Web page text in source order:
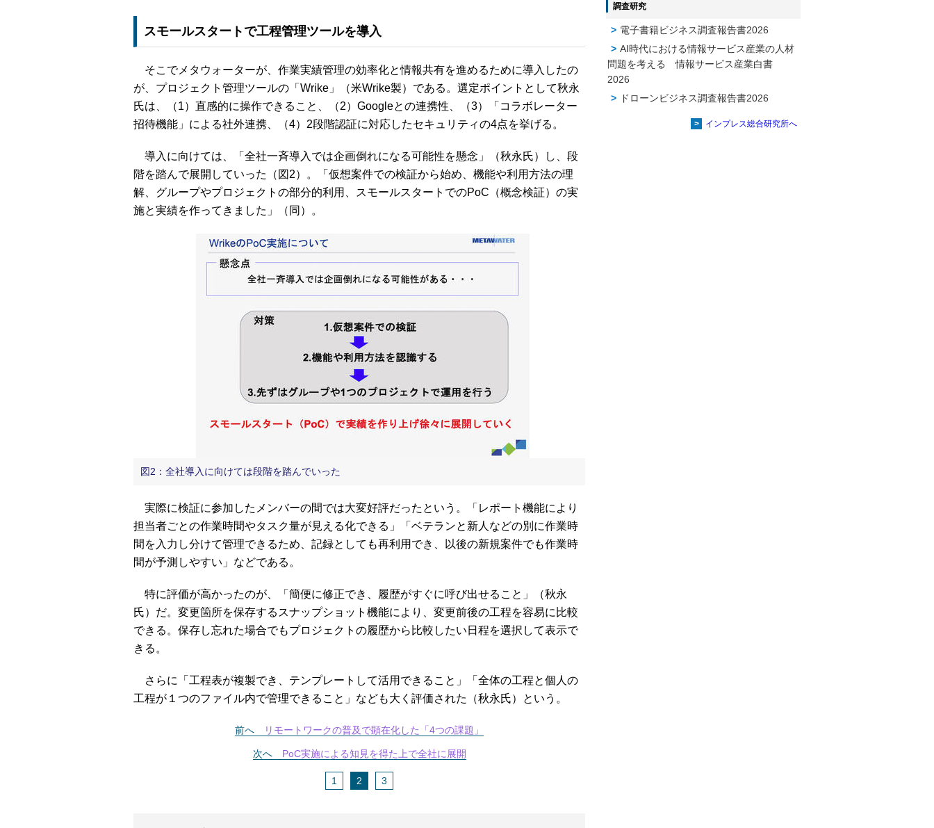
スモールスタートで工程管理ツールを導入
そこでメタウォーターが、作業実績管理の効率化と情報共有を進めるために導入したの
が、プロジェクト管理ツールの「Wrike」（米Wrike製）である。選定ポイントとして秋永
氏は、（1）直感的に操作できること、（2）Googleとの連携性、（3）「コラボレーター
招待機能」による社外連携、（4）2段階認証に対応したセキュリティの4点を挙げる。
導入に向けては、「全社一斉導入では企画倒れになる可能性を懸念」（秋永氏）し、段
階を踏んで展開していった（図2）。「仮想案件での検証から始め、機能や利用方法の理
解、グループやプロジェクトの部分的利用、スモールスタートでのPoC（概念検証）の実
施と実績を作ってきました」（同）。
図2：全社導入に向けては段階を踏んでいった
実際に検証に参加したメンバーの間では大変好評だったという。「レポート機能により
担当者ごとの作業時間やタスク量が見える化できる」「ベテランと新人などの別に作業時
間を入力し分けて管理できるため、記録としても再利用でき、以後の新規案件でも作業時
間が予測しやすい」などである。
特に評価が高かったのが、「簡便に修正でき、履歴がすぐに呼び出せること」（秋永
氏）だ。変更箇所を保存するスナップショット機能により、変更前後の工程を容易に比較
できる。保存し忘れた場合でもプロジェクトの履歴から比較したい日程を選択して表示で
きる。
さらに「工程表が複製でき、テンプレートして活用できること」「全体の工程と個人の
工程が１つのファイル内で管理できること」なども大く評価された（秋永氏）という。
前へ リモートワークの普及で顕在化した「4つの課題」
次へ PoC実施による知見を得た上で全社に展開
1 2 3
調査研究
電子書籍ビジネス調査報告書2026
AI時代における情報サービス産業の⼈材
問題を考える 情報サービス産業⽩書
2026
ドローンビジネス調査報告書2026
インプレス総合研究所へ